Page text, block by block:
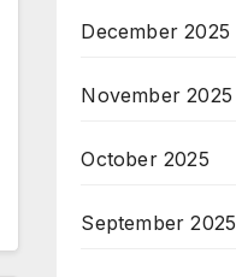
December 2025
November 2025
October 2025
September 2025